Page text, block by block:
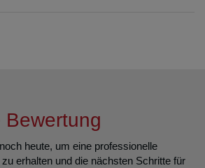
Bewertung
heute, um eine professionelle
erhalten und die nächsten Schritte für